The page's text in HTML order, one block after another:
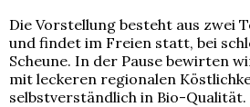
Die Vorstellung besteht aus zwei
und findet im Freien statt, bei
Scheune. In der Pause bewirten
mit leckeren regionalen
selbstverständlich in Bio-Qualität.